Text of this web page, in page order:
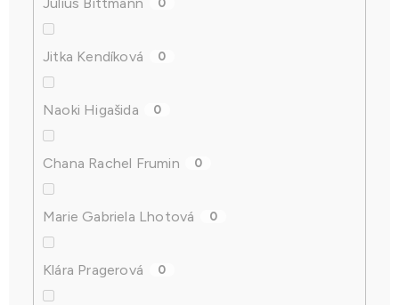
0
Jitka Kendíková 0
Naoki Higašida 0
Chana Rachel Frumin 0
Marie Gabriela Lhotová 0
Klára Pragerová 0